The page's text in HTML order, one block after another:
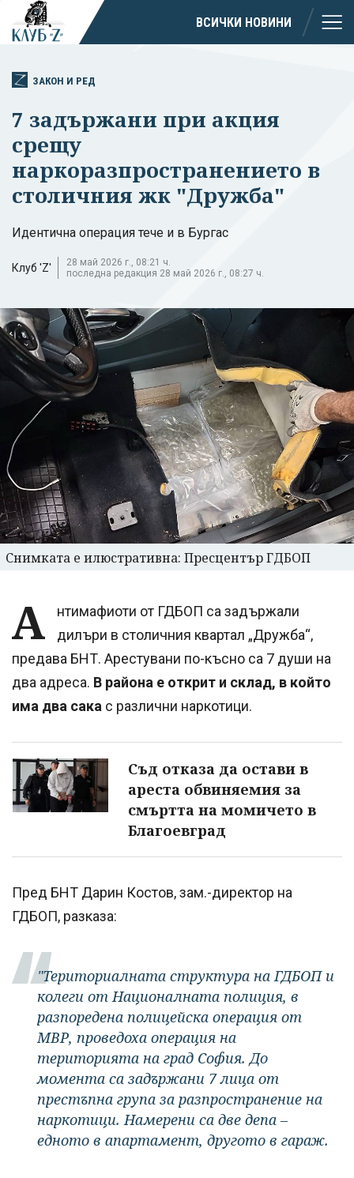
ВСИЧКИ НОВИНИ
ЗАКОН И РЕД
7 задържани при акция
срещу
наркоразпространението в
столичния жк "Дружба"
Идентична операция тече и в Бургас
Клуб 'Z'
28 май 2026 г., 08:21 ч.
последна редакция 28 май 2026 г., 08:27 ч.
Снимката е илюстративна: Пресцентър ГДБОП
А
нтимафиоти от ГДБОП са задържали
дилъри в столичния квартал „Дружба“,
предава БНТ. Арестувани по-късно са 7 души на
два адреса. В района е открит и склад, в който
има два сака с различни наркотици.
Съд отказа да остави в
ареста обвиняемия за
смъртта на момичето в
Благоевград
Пред БНТ Дарин Костов, зам.-директор на
ГДБОП, разказа:
"Териториалната структура на ГДБОП и
колеги от Националната полиция, в
разпоредена полицейска операция от
МВР, проведоха операция на
територията на град София. До
момента са задържани 7 лица от
престъпна група за разпространение на
наркотици. Намерени са две депа –
едното в апартамент, другото в гараж.